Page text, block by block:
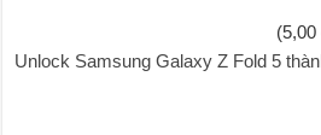
(5,00
Unlock Samsung Galaxy Z Fold 5